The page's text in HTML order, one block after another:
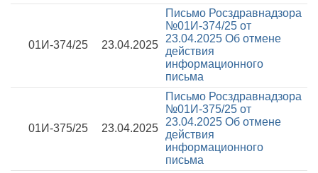
01И-374/25 23.04.2025
Письмо Росздравнадзора
№01И-374/25 от
23.04.2025 Об отмене
действия
информационного
письма
01И-375/25 23.04.2025
Письмо Росздравнадзора
№01И-375/25 от
23.04.2025 Об отмене
действия
информационного
письма